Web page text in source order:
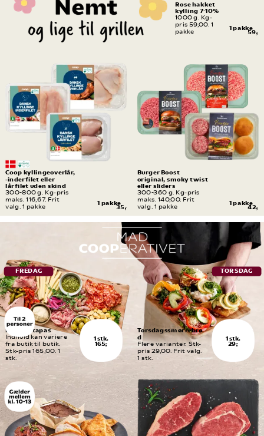
1 pakke
59,-
Rose hakket
kylling 7-10%
1000 g. Kg-
pris 59,00. 1
pakke
1 pakke
42,-
Burger Boost
original, smoky twist
eller sliders
300-360 g. Kg-pris
maks. 140,00. Frit
valg. 1 pakke
1 pakke
35,-
Coop kyllingeoverlår,
-inderfilet eller
lårfilet uden skind
300-800 g. Kg-pris
maks. 116,67. Frit
valg. 1 pakke
1 stk.
165,-
Fredagstapas
Indhold kan variere
fra butik til butik.
Stk-pris 165,00. 1
stk.
1 stk.
29,-
Torsdagssmørrebrø
d
Flere varianter. Stk-
pris 29,00. Frit valg.
1 stk.
FREDAG TORSDAG